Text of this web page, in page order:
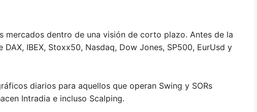
mercados dentro de una visión de corto plazo. Antes de la
IBEX, Stoxx50, Nasdaq, Dow Jones, SP500, EurUsd y
diarios para aquellos que operan Swing y SORs
Intradia e incluso Scalping.